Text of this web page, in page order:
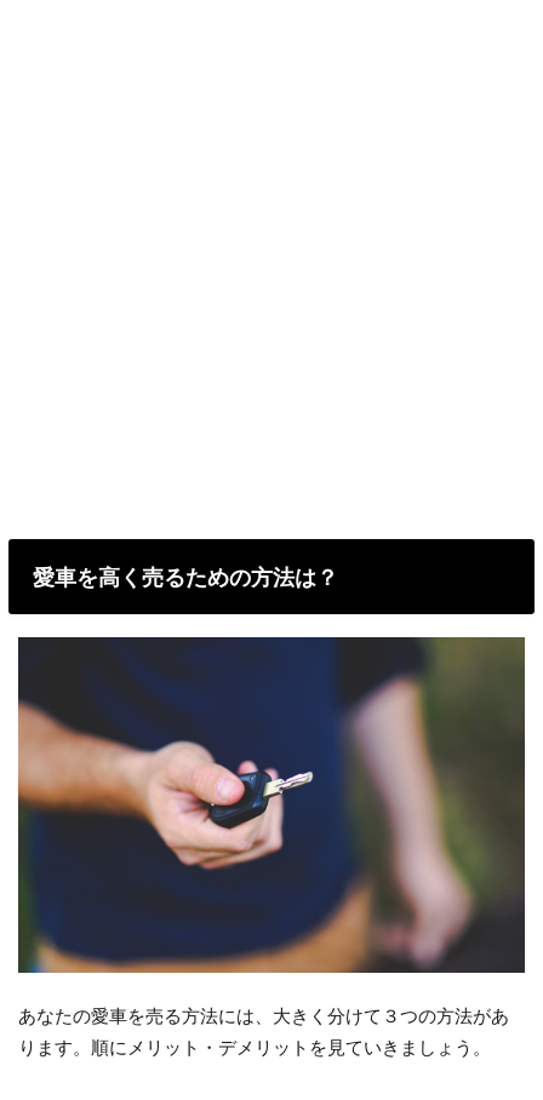
愛車を高く売るための方法は？
あなたの愛車を売る方法には、大きく分けて３つの方法があ
ります。順にメリット・デメリットを見ていきましょう。